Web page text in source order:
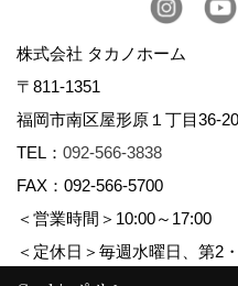
株式会社 タカノホーム
〒811-1351
福岡市南区屋形原１丁目36-
TEL： 092-566-3838
FAX：092-566-5700
＜営業時間＞10:00～17:00
＜定休日＞毎週水曜日、第2